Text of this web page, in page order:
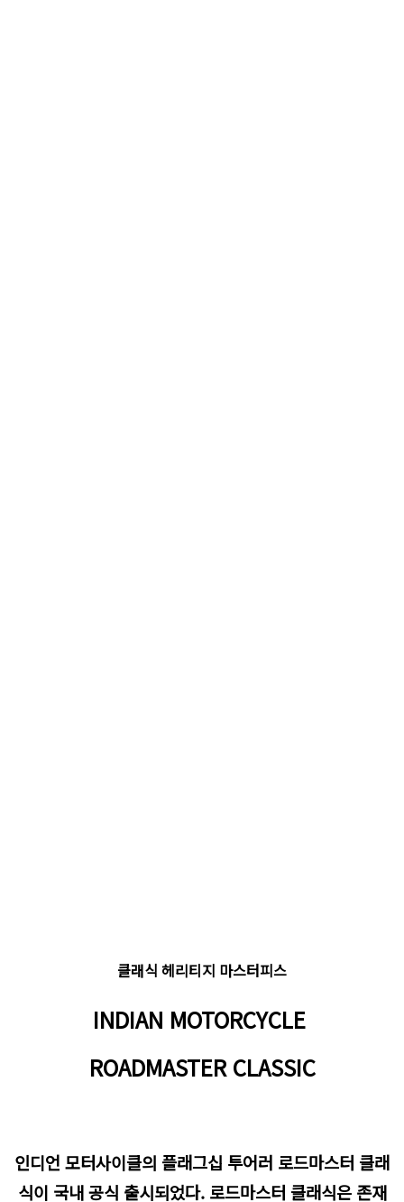
클래식 헤리티지 마스터피스
INDIAN MOTORCYCLE
ROADMASTER CLASSIC
인디언 모터사이클의 플래그십 투어러 로드마스터 클래
식이 국내 공식 출시되었다. 로드마스터 클래식은 존재